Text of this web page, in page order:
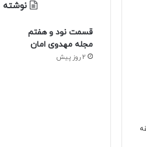
نوشته
قسمت نود و هفتم
مجله مهدوی امان
2 روز پیش